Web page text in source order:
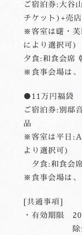
ご宿泊券:大谷
チケット)+売
※客室は曙・
により選択可)
夕食:和食会席
※食事会場は、
●11万円福袋
ご宿泊券:別邸
品
※客室は平日
より選択可)
夕食:和食会
※食事会場は
[共通事項]
・有効期限
除外日1/